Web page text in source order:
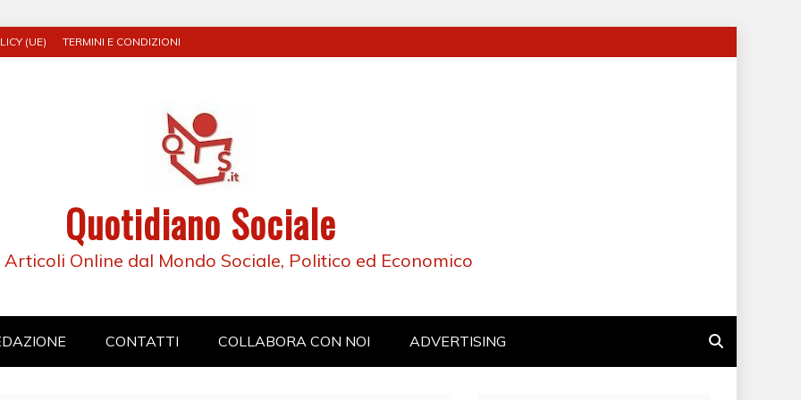
(UE) TERMINI E CONDIZIONI
Quotidiano Sociale
Articoli Online dal Mondo Sociale, Politico ed Economico
CONTATTI COLLABORA CON NOI ADVERTISING